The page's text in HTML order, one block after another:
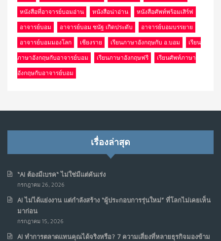
หนังสือที่อาจารย์บอมอ่าน หนังสือน่าอ่าน หนังสือศัพท์พร้อมเสิร์ฟ
อาจารย์บอม อาจารย์บอม ชนัฐ เกิดประดับ อาจารย์บอมบรรยาย
อาจารย์บอมมองโลก เชียงราย เรียนภาษาอังกฤษกับ อ.บอม เรียน
ภาษาอังกฤษกับอาจารย์บอม เรียนภาษาอังกฤษฟรี เรียนศัพท์ภาษา
อังกฤษกับอาจารย์บอม
เรื่องล่าสุด
“AI ต้องมีเบรค“ ไม่ใช่มีแต่คันเร่ง
กรกฎาคม 26, 2026
AI ไม่ได้แย่งงาน แต่กำลังสร้าง “ผู้ประกอบการรุ่นใหม่” ที่โลกไม่เคยเห็น
มาก่อน
กรกฎาคม 15, 2026
AI ทำการตลาดแทนคุณได้จริงหรือ? 7 ความเสี่ยงที่หลายธุรกิจมองข้าม